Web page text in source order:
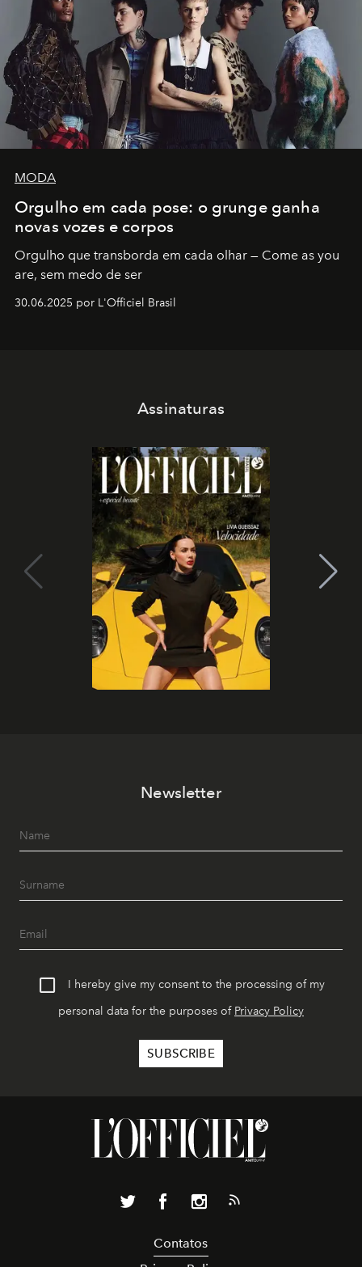
MODA
Orgulho em cada pose: o grunge ganha
novas vozes e corpos
Orgulho que transborda em cada olhar — Come as you
are, sem medo de ser
30.06.2025 por L'Officiel Brasil
Assinaturas
Newsletter
I hereby give my consent to the processing of my
personal data for the purposes of Privacy Policy
Contatos